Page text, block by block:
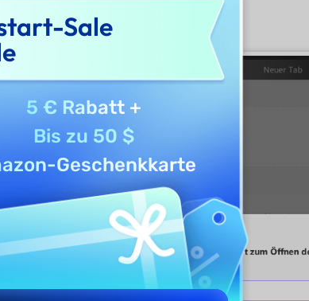
Sale
5 € Rabatt+
Bis zu 50 $
Geschenkkarte